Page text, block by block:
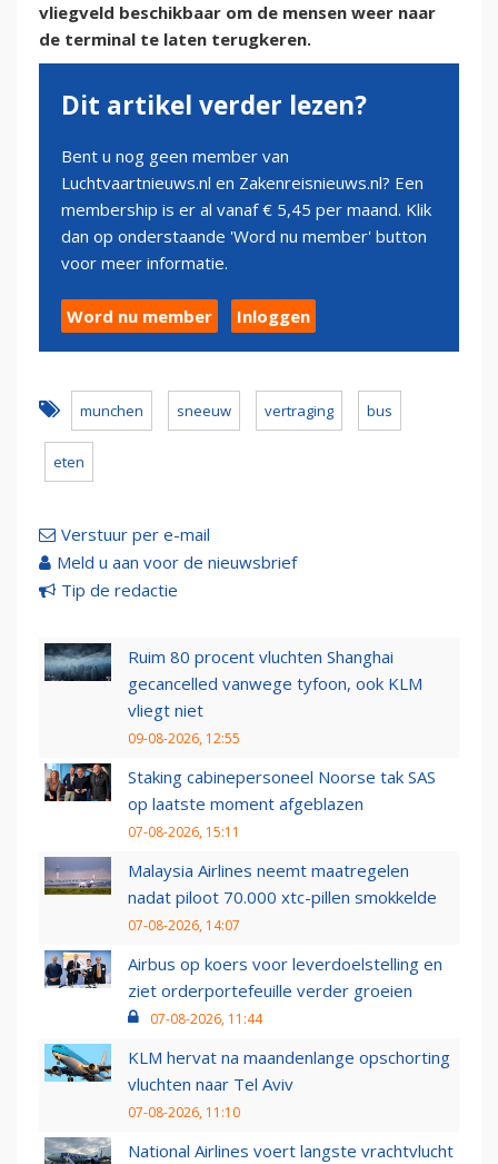
vliegveld beschikbaar om de mensen weer naar
de terminal te laten terugkeren.
Dit artikel verder lezen?
Bent u nog geen member van
Luchtvaartnieuws.nl en Zakenreisnieuws.nl? Een
membership is er al vanaf € 5,45 per maand. Klik
dan op onderstaande 'Word nu member' button
voor meer informatie.
Word nu member Inloggen
munchen sneeuw vertraging bus
eten
Verstuur per e-mail
Meld u aan voor de nieuwsbrief
Tip de redactie
Ruim 80 procent vluchten Shanghai
gecancelled vanwege tyfoon, ook KLM
vliegt niet
09-08-2026, 12:55
Staking cabinepersoneel Noorse tak SAS
op laatste moment afgeblazen
07-08-2026, 15:11
Malaysia Airlines neemt maatregelen
nadat piloot 70.000 xtc-pillen smokkelde
07-08-2026, 14:07
Airbus op koers voor leverdoelstelling en
ziet orderportefeuille verder groeien
07-08-2026, 11:44
KLM hervat na maandenlange opschorting
vluchten naar Tel Aviv
07-08-2026, 11:10
National Airlines voert langste vrachtvlucht